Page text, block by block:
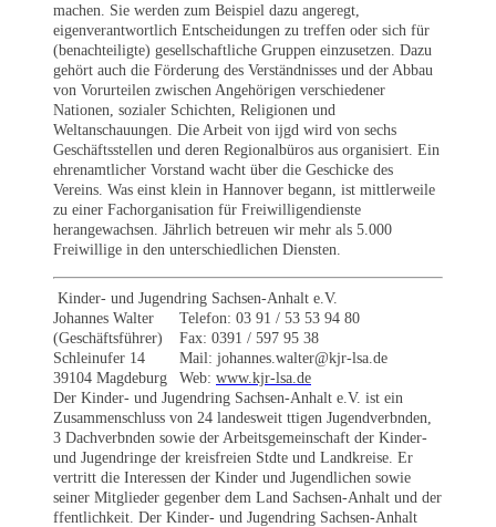
machen. Sie werden zum Beispiel dazu angeregt,
eigenverantwortlich Entscheidungen zu treffen oder sich für
(benachteiligte) gesellschaftliche Gruppen einzusetzen. Dazu
gehört auch die Förderung des Verständnisses und der Abbau
von Vorurteilen zwischen Angehörigen verschiedener
Nationen, sozialer Schichten, Religionen und
Weltanschauungen. Die Arbeit von ijgd wird von sechs
Geschäftsstellen und deren Regionalbüros aus organisiert. Ein
ehrenamtlicher Vorstand wacht über die Geschicke des
Vereins. Was einst klein in Hannover begann, ist mittlerweile
zu einer Fachorganisation für Freiwilligendienste
herangewachsen. Jährlich betreuen wir mehr als 5.000
Freiwillige in den unterschiedlichen Diensten.
Kinder- und Jugendring Sachsen-Anhalt e.V.
Johannes Walter
(Geschäftsführer)
Schleinufer 14
39104 Magdeburg
Telefon: 03 91 / 53 53 94 80
Fax: 0391 / 597 95 38
Mail: johannes.walter@kjr-lsa.de
Web: www.kjr-lsa.de
Der Kinder- und Jugendring Sachsen-Anhalt e.V. ist ein
Zusammenschluss von 24 landesweit ttigen Jugendverbnden,
3 Dachverbnden sowie der Arbeitsgemeinschaft der Kinder-
und Jugendringe der kreisfreien Stdte und Landkreise. Er
vertritt die Interessen der Kinder und Jugendlichen sowie
seiner Mitglieder gegenber dem Land Sachsen-Anhalt und der
ffentlichkeit. Der Kinder- und Jugendring Sachsen-Anhalt